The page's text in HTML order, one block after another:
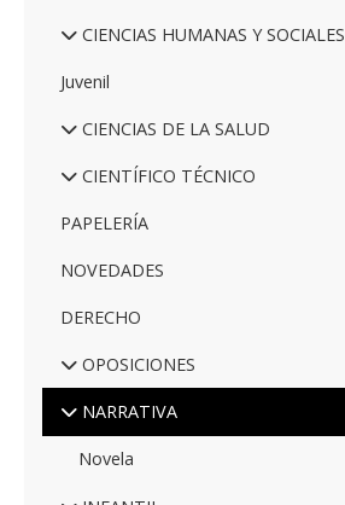
CIENCIAS HUMANAS Y SOCIALES
Juvenil
CIENCIAS DE LA SALUD
CIENTÍFICO TÉCNICO
PAPELERÍA
NOVEDADES
DERECHO
OPOSICIONES
NARRATIVA
Novela